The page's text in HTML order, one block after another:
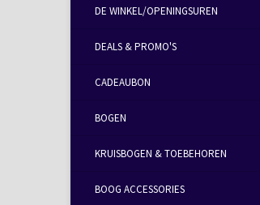
DE WINKEL/OPENINGSUREN
DEALS & PROMO'S
CADEAUBON
BOGEN
KRUISBOGEN & TOEBEHOREN
BOOG ACCESSORIES